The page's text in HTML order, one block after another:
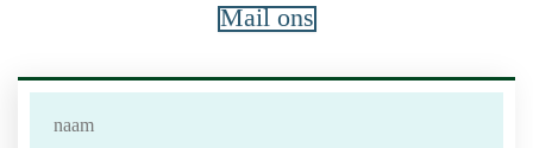
Mail ons